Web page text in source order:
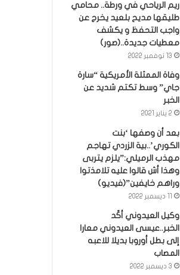
ريم الرياحي في ورطة.. محامي
طليقها مديح بلعيد يخرج عن
واجب التحفظ و يكشف
معطيات جديدة..(صور)
13 نوفمبر 2022
وفاة الممثلة الأمريكية “سارة
جاي” وسط تكتم شديد عن
الخبر
2 يناير 2021
بعد أن وصفها ‘بنت
الكوري’..بية الزردي تهاجم
مهذب الرميلي:”يلزم يتربى
وهذا أش قالوا عليه تلامذتوا
وراهم خايفين”(فيديو)
وكيل العيدوني أكّد
الخبر..عيسى العيدوني معارا
إلى بطل أوروبا بديلا للاعبه
المصاب
3 ديسمبر 2022